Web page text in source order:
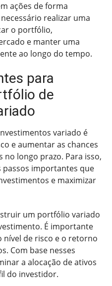
ações de forma
realizar uma
o portfólio,
e manter uma
ao longo do tempo.
para
de
variado é
e aumentar as chances
longo prazo. Para isso,
importantes que
e maximizar
um portfólio variado
É importante
nível de risco e o retorno
Com base nesses
a alocação de ativos
do investidor.